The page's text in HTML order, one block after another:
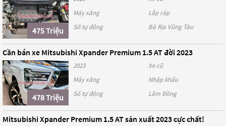
475 Triệu
Máy xăng
Lắp ráp
Số tự động
Bà Rịa Vũng Tàu
Cần bán xe Mitsubishi Xpander Premium 1.5 AT đời 2023
478 Triệu
2023
Xe cũ
Máy xăng
Nhập khẩu
Số tự động
Lâm Đồng
Mitsubishi Xpander Premium 1.5 AT sản xuất 2023 cực chất!